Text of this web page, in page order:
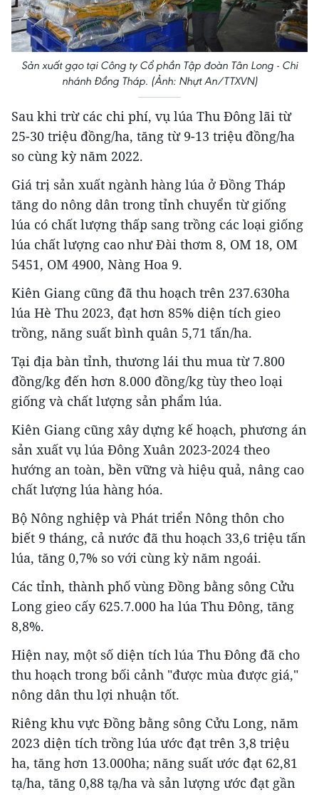
Sản xuất gạo tại Công ty Cổ phần Tập đoàn Tân Long - Chi
nhánh Đồng Tháp. (Ảnh: Nhựt An/TTXVN)
Sau khi trừ các chi phí, vụ lúa Thu Đông lãi từ
25-30 triệu đồng/ha, tăng từ 9-13 triệu đồng/ha
so cùng kỳ năm 2022.
Giá trị sản xuất ngành hàng lúa ở Đồng Tháp
tăng do nông dân trong tỉnh chuyển từ giống
lúa có chất lượng thấp sang trồng các loại giống
lúa chất lượng cao như Đài thơm 8, OM 18, OM
5451, OM 4900, Nàng Hoa 9.
Kiên Giang cũng đã thu hoạch trên 237.630ha
lúa Hè Thu 2023, đạt hơn 85% diện tích gieo
trồng, năng suất bình quân 5,71 tấn/ha.
Tại địa bàn tỉnh, thương lái thu mua từ 7.800
đồng/kg đến hơn 8.000 đồng/kg tùy theo loại
giống và chất lượng sản phẩm lúa.
Kiên Giang cũng xây dựng kế hoạch, phương án
sản xuất vụ lúa Đông Xuân 2023-2024 theo
hướng an toàn, bền vững và hiệu quả, nâng cao
chất lượng lúa hàng hóa.
Bộ Nông nghiệp và Phát triển Nông thôn cho
biết 9 tháng, cả nước đã thu hoạch 33,6 triệu tấn
lúa, tăng 0,7% so với cùng kỳ năm ngoái.
Các tỉnh, thành phố vùng Đồng bằng sông Cửu
Long gieo cấy 625.7.000 ha lúa Thu Đông, tăng
8,8%.
Hiện nay, một số diện tích lúa Thu Đông đã cho
thu hoạch trong bối cảnh "được mùa được giá,"
nông dân thu lợi nhuận tốt.
Riêng khu vực Đồng bằng sông Cửu Long, năm
2023 diện tích trồng lúa ước đạt trên 3,8 triệu
ha, tăng hơn 13.000ha; năng suất ước đạt 62,81
tạ/ha, tăng 0,88 tạ/ha và sản lượng ước đạt gần